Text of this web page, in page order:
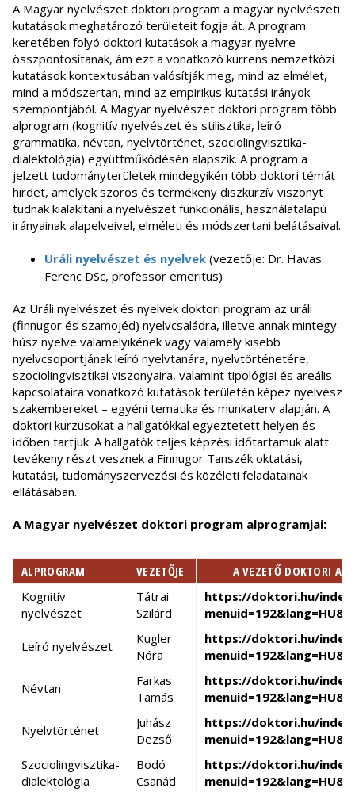
A Magyar nyelvészet doktori program a magyar nyelvészeti
kutatások meghatározó területeit fogja át. A program
keretében folyó doktori kutatások a magyar nyelvre
összpontosítanak, ám ezt a vonatkozó kurrens nemzetközi
kutatások kontextusában valósítják meg, mind az elmélet,
mind a módszertan, mind az empirikus kutatási irányok
szempontjából. A Magyar nyelvészet doktori program több
alprogram (kognitív nyelvészet és stilisztika, leíró
grammatika, névtan, nyelvtörténet, szociolingvisztika-
dialektológia) együttműködésén alapszik. A program a
jelzett tudományterületek mindegyikén több doktori témát
hirdet, amelyek szoros és termékeny diszkurzív viszonyt
tudnak kialakítani a nyelvészet funkcionális, használatalapú
irányainak alapelveivel, elméleti és módszertani belátásaival.
Uráli nyelvészet és nyelvek (vezetője: Dr. Havas
Ferenc DSc, professor emeritus)
Az Uráli nyelvészet és nyelvek doktori program az uráli
(finnugor és szamojéd) nyelvcsaládra, illetve annak mintegy
húsz nyelve valamelyikének vagy valamely kisebb
nyelvcsoportjának leíró nyelvtanára, nyelvtörténetére,
szociolingvisztikai viszonyaira, valamint tipológiai és areális
kapcsolataira vonatkozó kutatások területén képez nyelvész
szakembereket – egyéni tematika és munkaterv alapján. A
doktori kurzusokat a hallgatókkal egyeztetett helyen és
időben tartjuk. A hallgatók teljes képzési időtartamuk alatt
tevékeny részt vesznek a Finnugor Tanszék oktatási,
kutatási, tudományszervezési és közéleti feladatainak
ellátásában.
A Magyar nyelvészet doktori program alprogramjai:
ALPROGRAM VEZETŐJE
A VEZETŐ DOKTORI
Kognitív
nyelvészet
Tátrai
Szilárd
https://doktori.hu/
Leíró nyelvészet
Kugler
Nóra
https://doktori.hu/
Névtan
Farkas
Tamás
https://doktori.hu/
Nyelvtörténet
Juhász
Dezső
https://doktori.hu/
Szociolingvisztika-
dialektológia
Bodó
Csanád
https://doktori.hu/